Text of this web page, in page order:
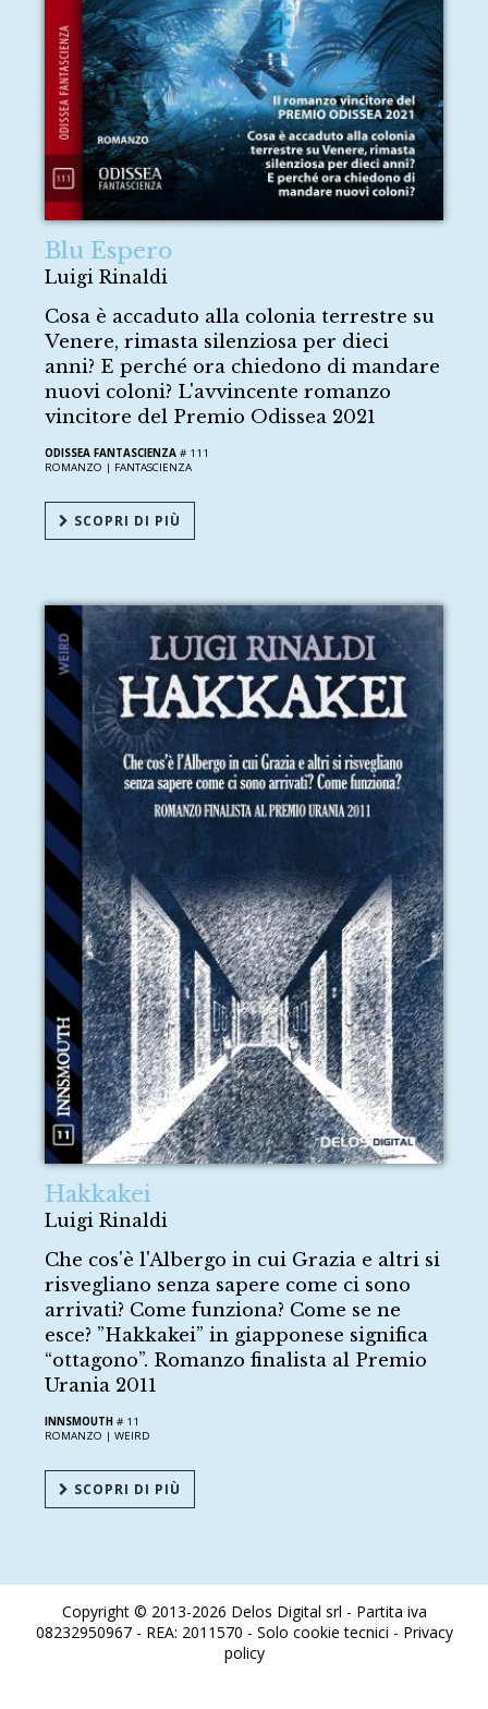
Blu Espero
Luigi Rinaldi
Cosa è accaduto alla colonia terrestre su
Venere, rimasta silenziosa per dieci
anni? E perché ora chiedono di mandare
nuovi coloni? L'avvincente romanzo
vincitore del Premio Odissea 2021
ODISSEA FANTASCIENZA # 111
ROMANZO | FANTASCIENZA
SCOPRI DI PIÙ
Hakkakei
Luigi Rinaldi
Che cos'è l'Albergo in cui Grazia e altri si
risvegliano senza sapere come ci sono
arrivati? Come funziona? Come se ne
esce? ”Hakkakei” in giapponese significa
“ottagono”. Romanzo finalista al Premio
Urania 2011
INNSMOUTH # 11
ROMANZO |WEIRD
SCOPRI DI PIÙ
Copyright © 2013-2026 Delos Digital srl - Partita iva
08232950967 - REA: 2011570 - Solo cookie tecnici - Privacy
policy